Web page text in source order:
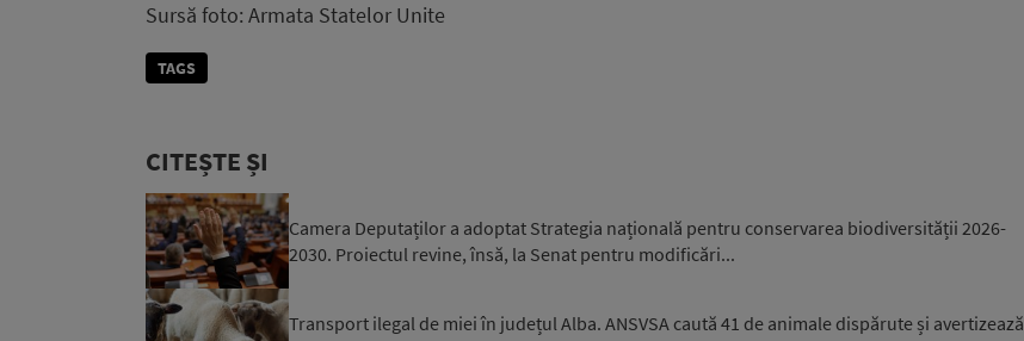
Sursă foto: Armata Statelor Unite
TAGS
CITEȘTE ȘI
Camera Deputaților a adoptat Strategia națională pentru conservarea biodiversității 2026-
2030. Proiectul revine, însă, la Senat pentru modificări...
Transport ilegal de miei în județul Alba. ANSVSA caută 41 de animale dispărute și avertizează